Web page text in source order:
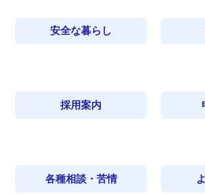
安全な暮らし
採用案内
各種相談・苦情